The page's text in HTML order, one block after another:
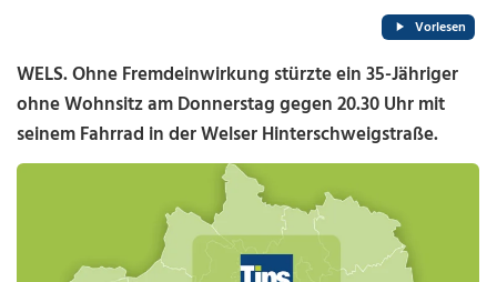
Vorlesen
WELS. Ohne Fremdeinwirkung stürzte ein 35-Jähriger
ohne Wohnsitz am Donnerstag gegen 20.30 Uhr mit
seinem Fahrrad in der Welser Hinterschweigstraße.